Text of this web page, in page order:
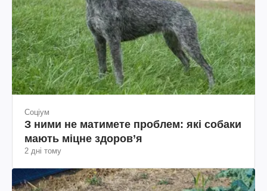
Соціум
З ними не матимете проблем: які собаки
мають міцне здоров’я
2 дні тому